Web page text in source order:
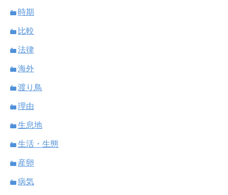
時期
比較
法律
海外
渡り鳥
理由
生息地
生活・生態
産卵
病気